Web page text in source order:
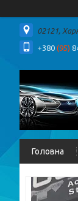
02121,
+380 (95)
Головна